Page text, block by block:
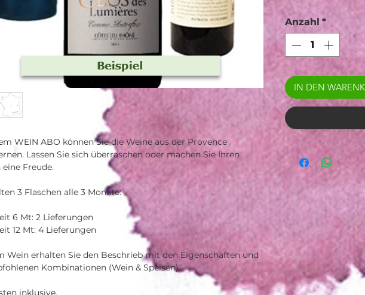
WEIN ABO können Sie die Weine aus der Provence
Lassen Sie sich überraschen oder machen Sie Ihren
eine Freude.
3 Flaschen alle 3 Monate:
6 Mt: 2 Lieferungen
12 Mt: 4 Lieferungen
Wein erhalten Sie den Beschrieb mit den Eigenschaften und
Kombinationen (Wein & Speisen).
inklusive.
Anzahl *
IN DEN